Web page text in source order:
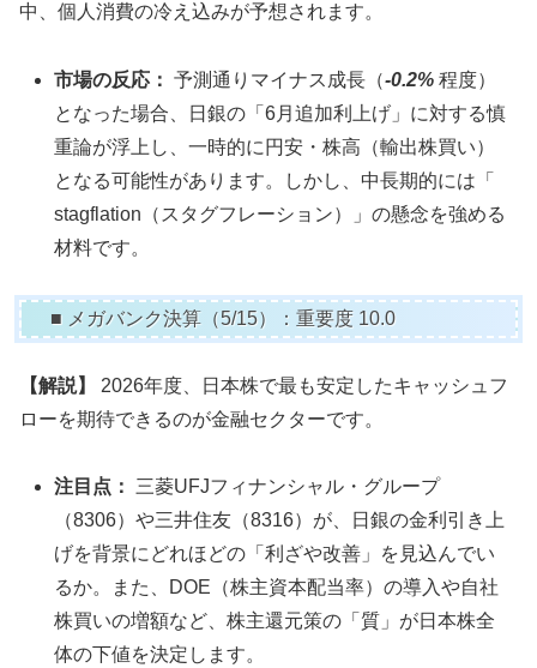
中、個人消費の冷え込みが予想されます。
市場の反応： 予測通りマイナス成長（-0.2% 程度）
となった場合、日銀の「6月追加利上げ」に対する慎
重論が浮上し、一時的に円安・株高（輸出株買い）
となる可能性があります。しかし、中長期的には「
stagflation（スタグフレーション）」の懸念を強める
材料です。
■ メガバンク決算（5/15）：重要度 10.0
【解説】
2026年度、日本株で最も安定したキャッシュフ
ローを期待できるのが金融セクターです。
注目点：
三菱UFJフィナンシャル・グループ
（8306）や三井住友（8316）が、日銀の金利引き上
げを背景にどれほどの「利ざや改善」を見込んでい
るか。また、DOE（株主資本配当率）の導入や自社
株買いの増額など、株主還元策の「質」が日本株全
体の下値を決定します。